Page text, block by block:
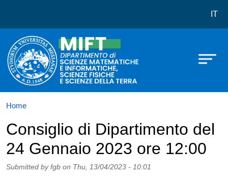
Dipartimento di Scienze IT
Home
Consiglio di Dipartimento del
24 Gennaio 2023 ore 12:00
Submitted by fgb on Thu, 13/04/2023 - 10:01